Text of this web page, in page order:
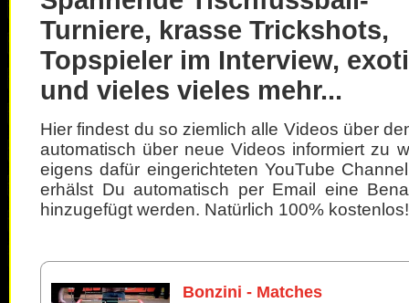
Turniere, krasse Trickshots,
Topspieler im Interview,
und vieles vieles mehr...
Hier findest du so ziemlich alle Videos über
automatisch über neue Videos informiert zu
eigens dafür eingerichteten YouTube
erhälst Du automatisch per Email eine
hinzugefügt werden. Natürlich 100% kostenlos!
Bonzini - Matches